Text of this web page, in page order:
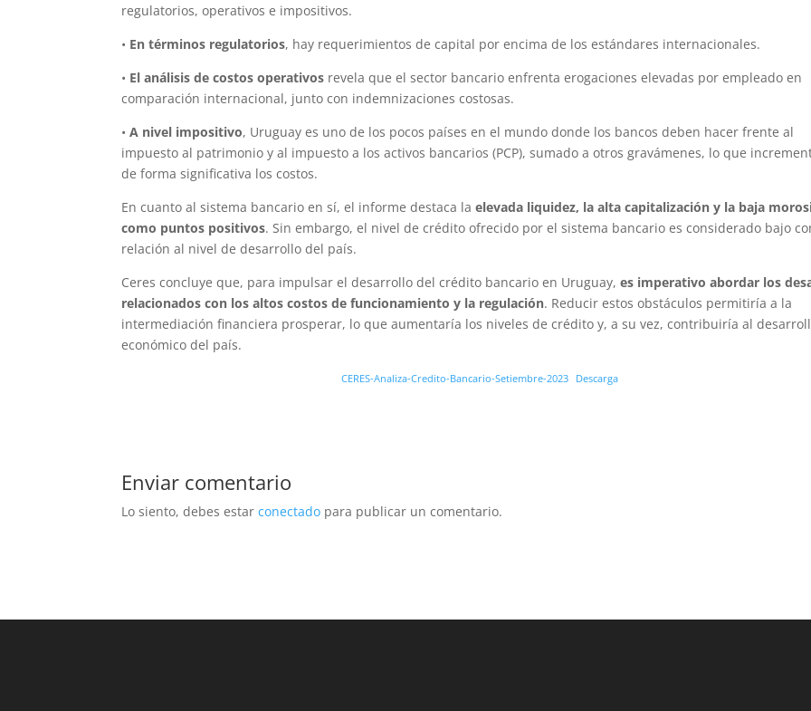
regulatorios, operativos e impositivos.
• En términos regulatorios, hay requerimientos de capital por encima de los estándares internacionales.
• El análisis de costos operativos revela que el sector bancario enfrenta erogaciones elevadas por empleado en
comparación internacional, junto con indemnizaciones costosas.
•A nivel impositivo, Uruguay es uno de los pocos países en el mundo donde los bancos deben hacer frente al
impuesto al patrimonio y al impuesto a los activos bancarios (PCP), sumado a otros gravámenes, lo que
de forma significativa los costos.
En cuanto al sistema bancario en sí, el informe destaca laelevada liquidez, la alta capitalización y la baja
como puntos positivos. Sin embargo, el nivel de crédito ofrecido por el sistema bancario es considerado bajo
relación al nivel de desarrollo del país.
Ceres concluye que, para impulsar el desarrollo del crédito bancario en Uruguay,es imperativo abordar los
relacionados con los altos costos de funcionamiento y la regulación. Reducir estos obstáculos permitiría a la
intermediación financiera prosperar, lo que aumentaría los niveles de crédito y, a su vez, contribuiría al
económico del país.
CERES-Analiza-Credito-Bancario-Setiembre-2023 Descarga
Enviar comentario
Lo siento, debes estarconectado para publicar un comentario.